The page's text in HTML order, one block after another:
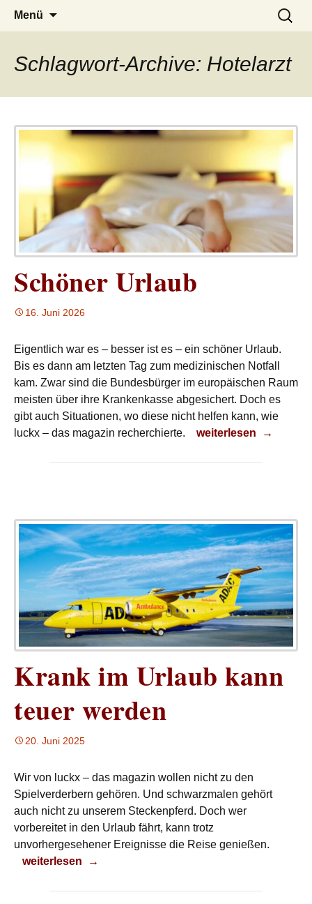
LUCKX
– das Magazin
Menü
Suchen
nach:
Schlagwort-Archive: Hotelarzt
Schöner Urlaub
16. Juni 2026
Eigentlich war es – besser ist es – ein schöner Urlaub.
Bis es dann am letzten Tag zum medizinischen Notfall
kam. Zwar sind die Bundesbürger im europäischen Raum
meisten über ihre Krankenkasse abgesichert. Doch es
gibt auch Situationen, wo diese nicht helfen kann, wie
luckx – das magazin recherchierte.
Schöner Urlaub
weiterlesen →
Krank im Urlaub kann
teuer werden
20. Juni 2025
Wir von luckx – das magazin wollen nicht zu den
Spielverderbern gehören. Und schwarzmalen gehört
auch nicht zu unserem Steckenpferd. Doch wer
vorbereitet in den Urlaub fährt, kann trotz
unvorhergesehener Ereignisse die Reise genießen.
Krank im Urlaub kann teuer werden
weiterlesen →